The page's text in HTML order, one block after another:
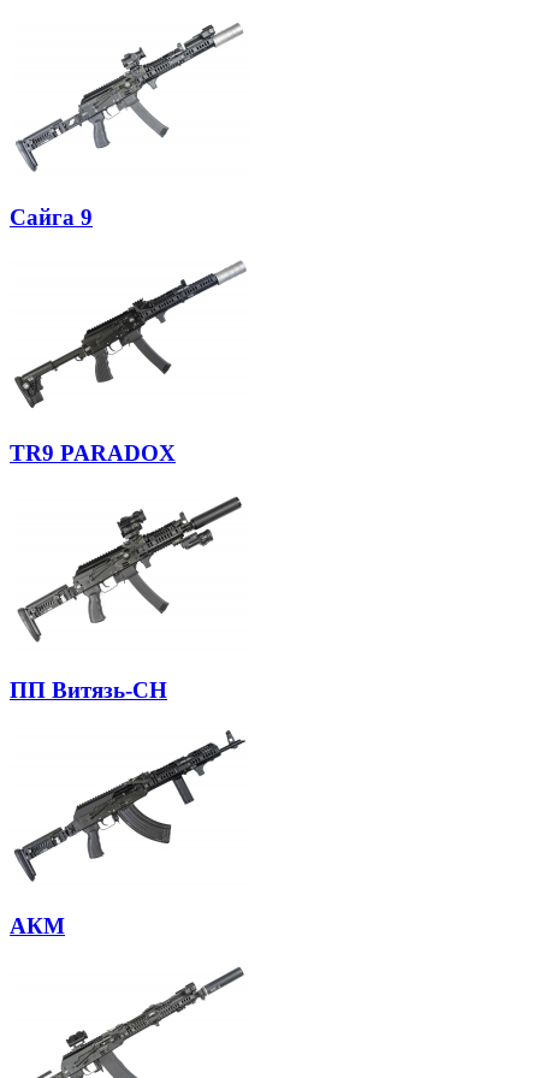
Сайга 9
TR9 PARADOX
ПП Витязь-СН
АКМ